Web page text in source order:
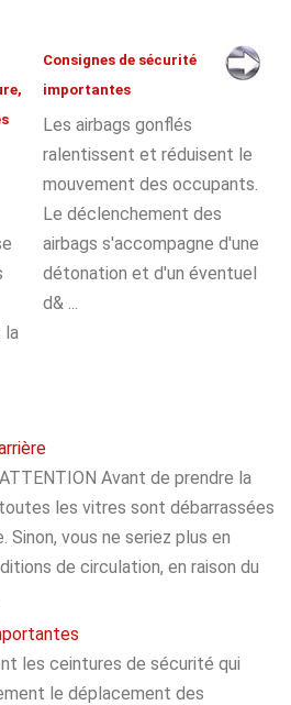
la
Consignes de sécurité
importantes
Les airbags gonflés
ralentissent et réduisent le
mouvement des occupants.
Le déclenchement des
airbags s'accompagne d'une
détonation et d'un éventuel
d& ...
Avant de prendre la
les vitres sont débarrassées
Sinon, vous ne seriez plus en
de circulation, en raison du
les ceintures de sécurité qui
le déplacement des